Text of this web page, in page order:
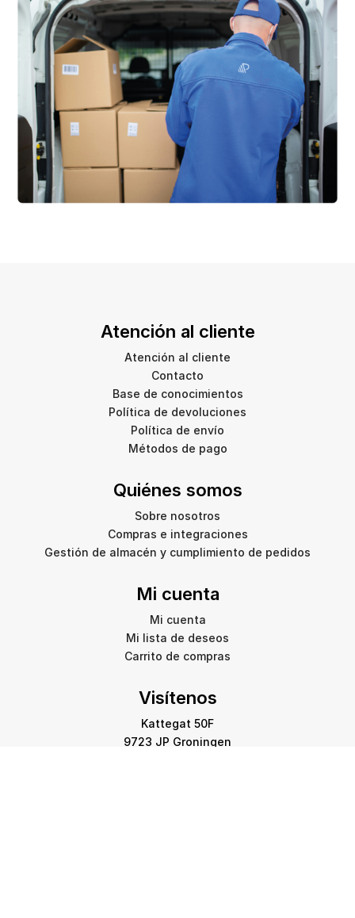
Atención al cliente
Atención al cliente
Contacto
Base de conocimientos
Política de devoluciones
Política de envío
Métodos de pago
Quiénes somos
Sobre nosotros
Compras e integraciones
Gestión de almacén y cumplimiento de pedidos
Mi cuenta
Mi cuenta
Mi lista de deseos
Carrito de compras
Visítenos
Kattegat 50F
9723 JP Groningen